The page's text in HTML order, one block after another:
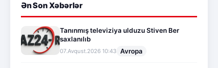
Ən Son Xəbərlər
Tanınmış televiziya ulduzu Stiven Ber
saxlanılıb
07.Avqust.2026 10:43 Avropa